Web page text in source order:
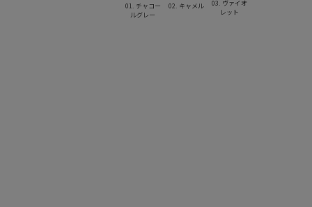
01. チャコー
ルグレー
02. キャメル
03. ヴァイオ
レット